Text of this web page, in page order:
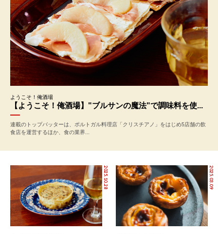
ようこそ！俺酒場
【ようこそ！俺酒場】"ブルサンの魔法"で調味料を使...
連載のトップバッターは、ポルトガル料理店「クリスチアノ」をはじめ5店舗の飲
食店を運営するほか、食の業界...
2025.10.28 2025.03.09